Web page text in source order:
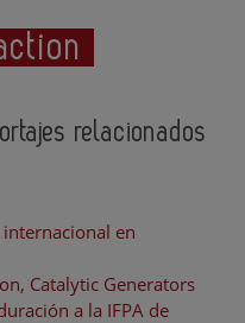
relacionados
en
Catalytic Generators
a la IFPA de